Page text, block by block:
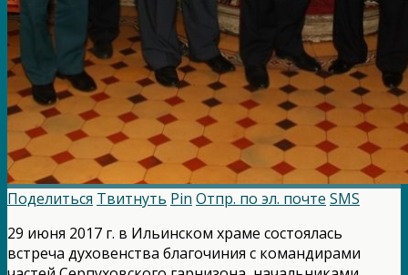
Поделиться Твитнуть Pin Отпр. по эл. почте SMS
29 июня 2017 г. в Ильинском храме состоялась
встреча духовенства благочиния с командирами